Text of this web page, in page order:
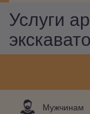
Услуги
Мужчинам